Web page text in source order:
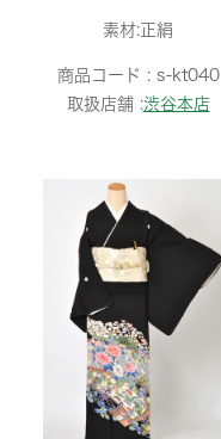
素材:正絹
商品コード : s-kt040
取扱店舗 :渋谷本店